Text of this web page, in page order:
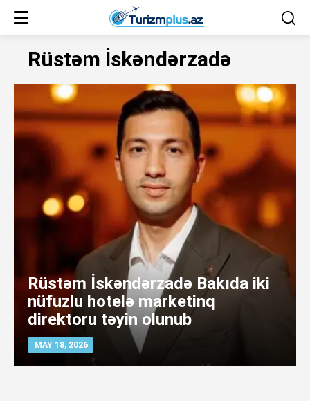
Rüstəm İskəndərzadə
Rüstəm İskəndərzadə Bakıda iki
nüfuzlu hotelə marketinq
direktoru təyin olunub
MAY 18, 2026